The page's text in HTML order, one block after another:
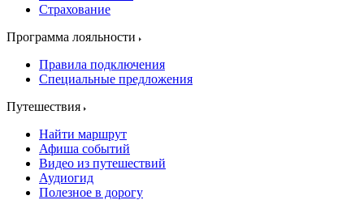
Страхование
Программа лояльности
Правила подключения
Специальные предложения
Путешествия
Найти маршрут
Афиша событий
Видео из путешествий
Аудиогид
Полезное в дорогу